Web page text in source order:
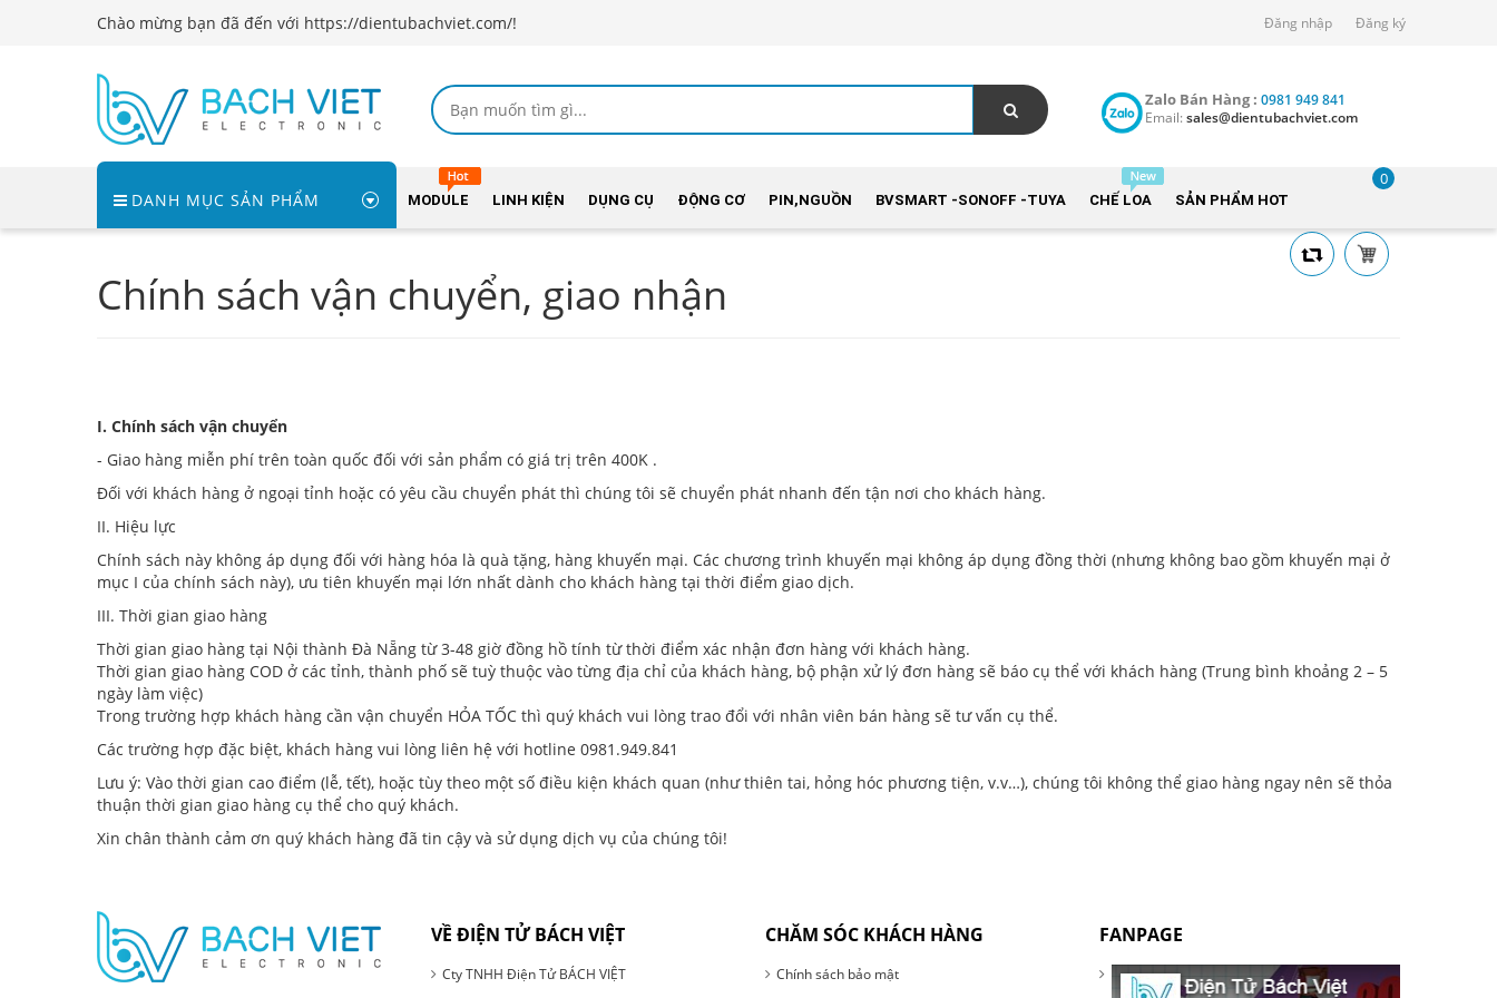
Chào mừng bạn đã đến với https://dientubachviet.com/! Đăng nhập Đăng ký
Zalo Bán Hàng : 0981 949 841
Email: sales@dientubachviet.com
DANH MỤC SẢN PHẨM MODULE LINH KIỆN DỤNG CỤ ĐỘNG CƠ PIN,NGUỒN BVSMART -SONOFF -TUYA CHẾ LOA SẢN PHẨM HOT
0
Chính sách vận chuyển, giao nhận
I. Chính sách vận chuyển
- Giao hàng miễn phí trên toàn quốc đối với sản phẩm có giá trị trên 400K .
Đối với khách hàng ở ngoại tỉnh hoặc có yêu cầu chuyển phát thì chúng tôi sẽ chuyển phát nhanh đến tận nơi cho khách hàng.
II. Hiệu lực
Chính sách này không áp dụng đối với hàng hóa là quà tặng, hàng khuyến mại. Các chương trình khuyến mại không áp dụng đồng thời (nhưng không bao gồm khuyến mại ở
mục I của chính sách này), ưu tiên khuyến mại lớn nhất dành cho khách hàng tại thời điểm giao dịch.
III. Thời gian giao hàng
Thời gian giao hàng tại Nội thành Đà Nẵng từ 3-48 giờ đồng hồ tính từ thời điểm xác nhận đơn hàng với khách hàng.
Thời gian giao hàng COD ở các tỉnh, thành phố sẽ tuỳ thuộc vào từng địa chỉ của khách hàng, bộ phận xử lý đơn hàng sẽ báo cụ thể với khách hàng (Trung bình khoảng 2 – 5
ngày làm việc)
Trong trường hợp khách hàng cần vận chuyển HỎA TỐC thì quý khách vui lòng trao đổi với nhân viên bán hàng sẽ tư vấn cụ thể.
Các trường hợp đặc biệt, khách hàng vui lòng liên hệ với hotline 0981.949.841
Lưu ý: Vào thời gian cao điểm (lễ, tết), hoặc tùy theo một số điều kiện khách quan (như thiên tai, hỏng hóc phương tiện, v.v…), chúng tôi không thể giao hàng ngay nên sẽ thỏa
thuận thời gian giao hàng cụ thể cho quý khách.
Xin chân thành cảm ơn quý khách hàng đã tin cậy và sử dụng dịch vụ của chúng tôi!
VỀ ĐIỆN TỬ BÁCH VIỆT
Cty TNHH Điện Tử BÁCH VIỆT
CHĂM SÓC KHÁCH HÀNG
Chính sách bảo mật
FANPAGE